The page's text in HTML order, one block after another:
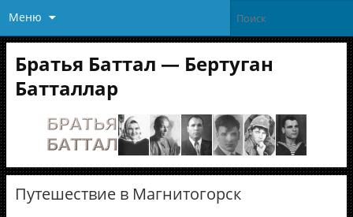
Меню
Братья Баттал — Бертуган
Батталлар
Путешествие в Магнитогорск